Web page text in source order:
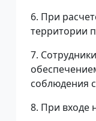
6. При
территории
7.
соблюдения
8. При входе